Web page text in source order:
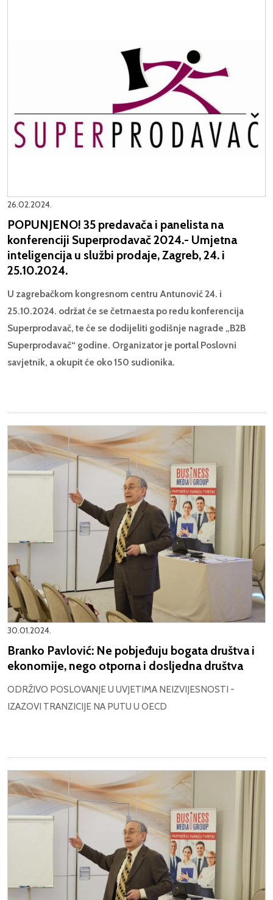
26.02.2024.
POPUNJENO! 35 predavača i panelista na
konferenciji Superprodavač 2024.- Umjetna
inteligencija u službi prodaje, Zagreb, 24. i
25.10.2024.
U zagrebačkom kongresnom centru Antunović 24. i
25.10.2024. održat će se četrnaesta po redu konferencija
Superprodavač, te će se dodijeliti godišnje nagrade „B2B
Superprodavač“ godine. Organizator je portal Poslovni
savjetnik, a okupit će oko 150 sudionika.
30.01.2024.
Branko Pavlović: Ne pobjeđuju bogata društva i
ekonomije, nego otporna i dosljedna društva
ODRŽIVO POSLOVANJE U UVJETIMA NEIZVIJESNOSTI -
IZAZOVI TRANZICIJE NA PUTU U OECD